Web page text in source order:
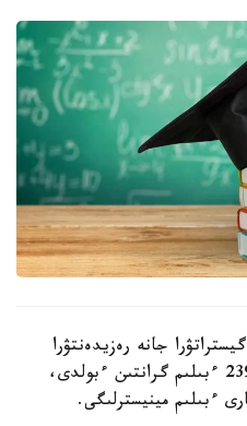
جانە رەزيدەنتۋرا
باعدارلامالارى بويىنشا بارلىعى 2392 ءبىلىم گرانتىن ءبولدى،
ءبىلىم مينيسترلىگى.